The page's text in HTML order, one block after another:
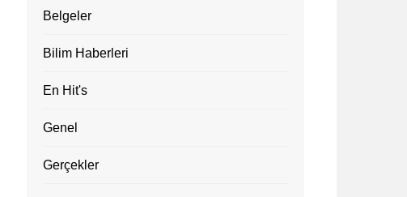
Belgeler
Bilim Haberleri
En Hit's
Genel
Gerçekler